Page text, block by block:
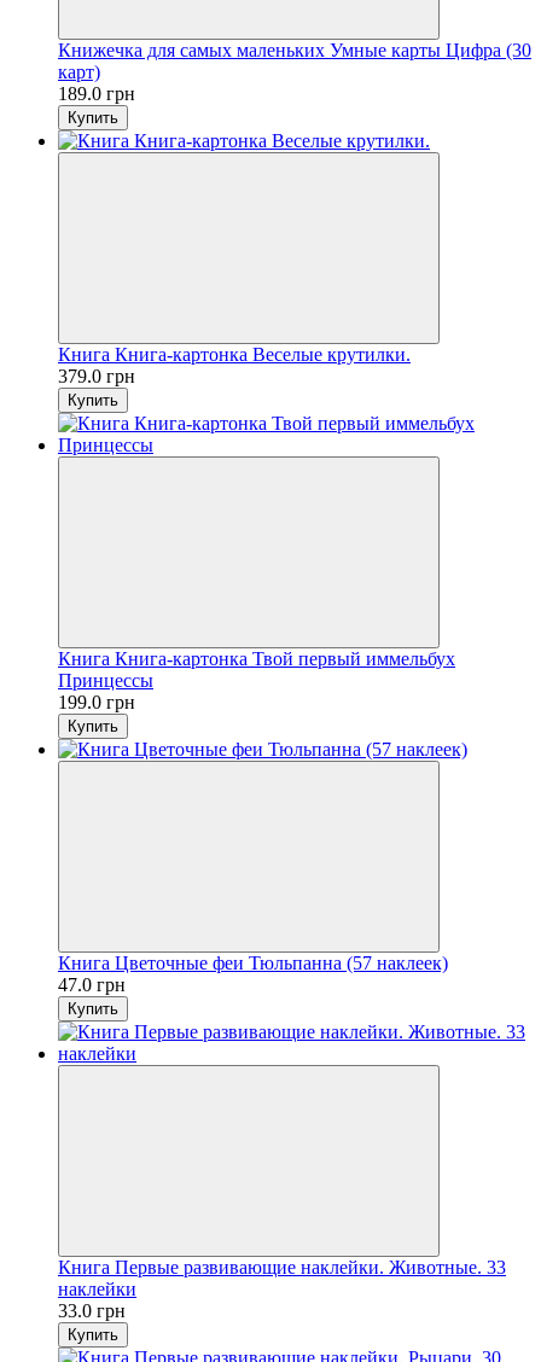
Книжечка для самых маленьких Умные карты Цифра (30
карт)
189.0 грн
Купить
Книга Книга-картонка Веселые крутилки.
379.0 грн
Купить
Книга Книга-картонка Твой первый иммельбух
Принцессы
199.0 грн
Купить
Книга Цветочные феи Тюльпанна (57 наклеек)
47.0 грн
Купить
Книга Первые развивающие наклейки. Животные. 33
наклейки
33.0 грн
Купить